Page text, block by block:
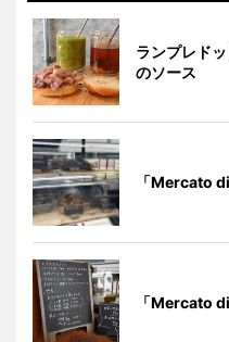
ランプレド
のソース
「Mercato
「Mercato